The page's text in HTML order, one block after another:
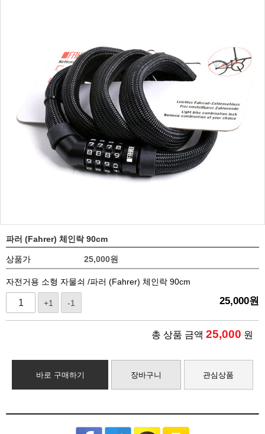
파러 (Fahrer) 체인락 90cm
상품가 25,000원
자전거용 소형 자물쇠 /파러 (Fahrer) 체인락 90cm
+1 -1 25,000원
총 상품 금액 25,000 원
바로 구매하기 장바구니 관심상품